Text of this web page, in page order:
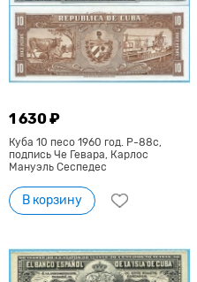
1 630 ₽
Куба 10 песо 1960 год. P-88c,
подпись Че Гевара, Карлос
Мануэль Сеспедес
В корзину